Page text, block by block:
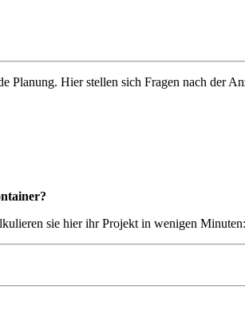
Planung. Hier stellen sich Fragen nach
sie hier ihr Projekt in wenigen Minuten: